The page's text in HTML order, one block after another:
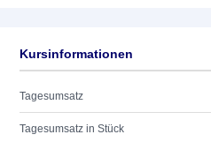
Kursinformationen
Tagesumsatz
Tagesumsatz in Stück